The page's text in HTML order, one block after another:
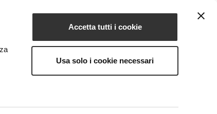
Accetta tutti i cookie
Usa solo i cookie necessari
CONTACTS
evens out skin tone.